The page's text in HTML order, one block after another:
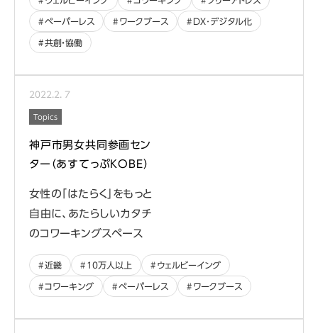
ペーパーレス ワークブース DX･デジタル化
共創・協働
2022 2 7
Topics
神戸市男女共同参画セン
ター（あすてっぷKOBE）
女性の「はたらく」をもっと
自由に、あたらしいカタチ
のコワーキングスペース
近畿 10万人以上 ウェルビーイング
コワーキング ペーパーレス ワークブース